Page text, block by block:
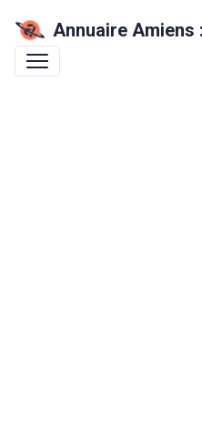
Annuaire Amiens